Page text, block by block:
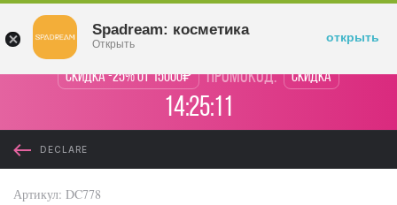
Скидка -25% от 15000₽ промокод: Скидка
14:25:10
DECLARE
Артикул: DC778
Spadream: косметика
Открыть открыть